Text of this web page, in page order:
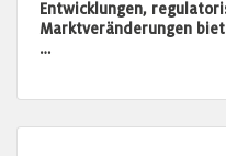
Entwicklungen,
Marktveränderungen
…